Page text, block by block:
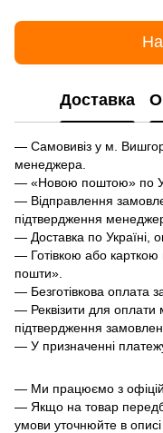
Доставка
— Самовивіз у м.
менеджера.
— «Новою поштою» по
— Відправлення
підтвердження
— Доставка по Україні,
— Готівкою або карткою
пошти».
— Безготівкова оплата
— Реквізити для оплати
підтвердження
— У призначенні
— Ми працюємо з
— Якщо на товар
умови уточнюйте в